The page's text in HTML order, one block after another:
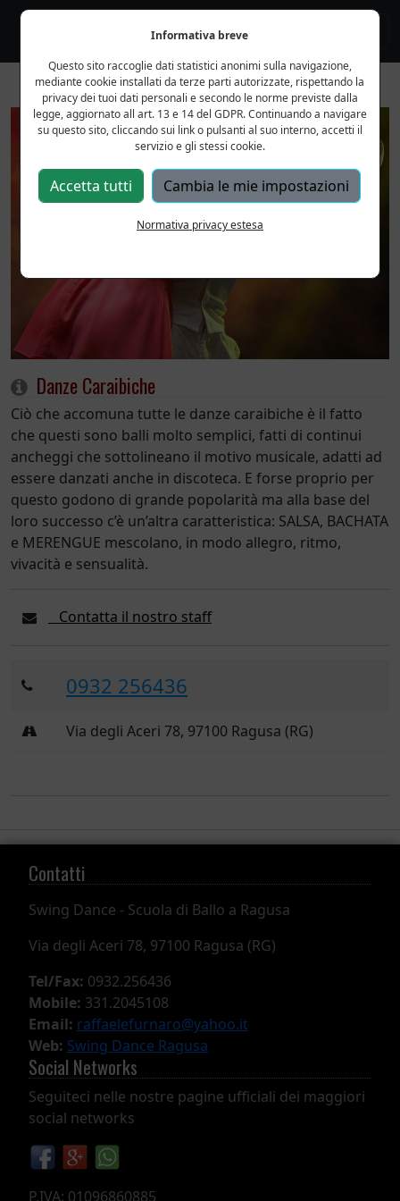
Informativa breve
Questo sito raccoglie dati statistici anonimi sulla navigazione,
mediante cookie installati da terze parti autorizzate, rispettando la
privacy dei tuoi dati personali e secondo le norme previste dalla
legge, aggiornato all art. 13 e 14 del GDPR. Continuando a navigare
su questo sito, cliccando sui link o pulsanti al suo interno, accetti il
servizio e gli stessi cookie.
Accetta tutti Cambia le mie impostazioni
Normativa privacy estesa
Danze Caraibiche
Ciò che accomuna tutte le danze caraibiche è il fatto
che questi sono balli molto semplici, fatti di continui
ancheggi che sottolineano il motivo musicale, adatti ad
essere danzati anche in discoteca. E forse proprio per
questo godono di grande popolarità ma alla base del
loro successo c’è un’altra caratteristica: SALSA, BACHATA
e MERENGUE mescolano, in modo allegro, ritmo,
vivacità e sensualità.
Contatta il nostro staff
0932 256436
Via degli Aceri 78, 97100 Ragusa (RG)
Contatti
Swing Dance - Scuola di Ballo a Ragusa
Via degli Aceri 78, 97100 Ragusa (RG)
Tel/Fax: 0932.256436
Mobile: 331.2045108
Email: raffaelefurnaro@yahoo.it
Web: Swing Dance Ragusa
Social Networks
Seguiteci nelle nostre pagine ufficiali dei maggiori
social networks
P.IVA: 01096860885